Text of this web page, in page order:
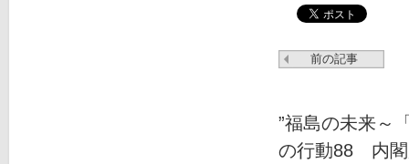
前の記事
”福島の未来～
の行動88 内閣